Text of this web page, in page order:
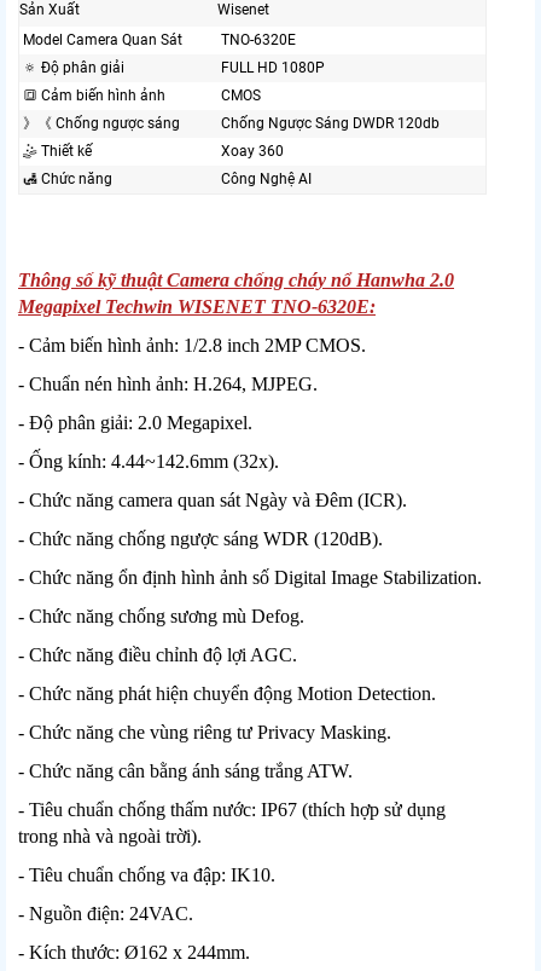
Sản Xuất
Wisenet
Model Camera Quan Sát
TNO-6320E
🔅 Độ phân giải
FULL HD 1080P
🔳 Cảm biến hình ảnh
CMOS
》《 Chống ngược sáng
Chống Ngược Sáng DWDR 120db
🤹 Thiết kế
Xoay 360
🛃 Chức năng
Công Nghệ AI
Thông số kỹ thuật Camera chống cháy nổ Hanwha 2.0
Megapixel Techwin WISENET TNO-6320E:
- Cảm biến hình ảnh: 1/2.8 inch 2MP CMOS.
- Chuẩn nén hình ảnh: H.264, MJPEG.
- Độ phân giải: 2.0 Megapixel.
- Ống kính: 4.44~142.6mm (32x).
- Chức năng camera quan sát Ngày và Đêm (ICR).
- Chức năng chống ngược sáng WDR (120dB).
- Chức năng ổn định hình ảnh số Digital Image Stabilization.
- Chức năng chống sương mù Defog.
- Chức năng điều chỉnh độ lợi AGC.
- Chức năng phát hiện chuyển động Motion Detection.
- Chức năng che vùng riêng tư Privacy Masking.
- Chức năng cân bằng ánh sáng trắng ATW.
- Tiêu chuẩn chống thấm nước: IP67 (thích hợp sử dụng
trong nhà và ngoài trời).
- Tiêu chuẩn chống va đập: IK10.
- Nguồn điện: 24VAC.
- Kích thước: Ø162 x 244mm.